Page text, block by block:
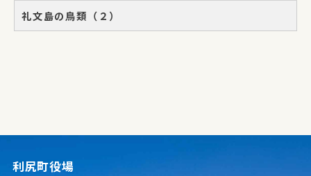
礼文島の鳥類（２）
利尻町役場